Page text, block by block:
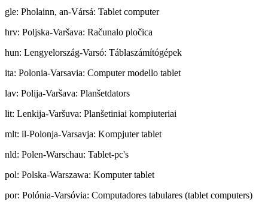
gle: Pholainn, an-Vársá: Tablet computer
hrv: Poljska-Varšava: Računalo pločica
hun: Lengyelország-Varsó: Táblaszámítógépek
ita: Polonia-Varsavia: Computer modello tablet
lav: Polija-Varšava: Planšetdators
lit: Lenkija-Varšuva: Planšetiniai kompiuteriai
mlt: il-Polonja-Varsavja: Kompjuter tablet
nld: Polen-Warschau: Tablet-pc's
pol: Polska-Warszawa: Komputer tablet
por: Polónia-Varsóvia: Computadores tabulares (tablet computers)